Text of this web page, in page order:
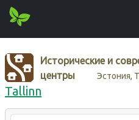
Исторические и
центры
Эстония,
Tallinn